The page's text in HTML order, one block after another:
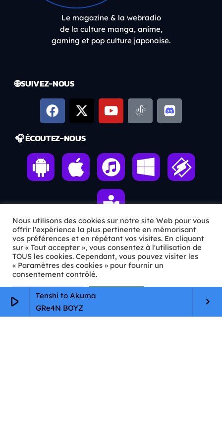
play_arrow
Tenshi to Akuma
GRe4N BOYZ
keyboard_arrow_right
Le magazine & la webradio
de la culture manga, anime,
gaming et pop culture japonaise.
🌐 SUIVEZ-NOUS
🎧 ÉCOUTEZ-NOUS
ℹ️ INFOS PRATIQUES
✉️Contact
🦊Qui sommes-nous ?
📄
Mentions légales
Nous utilisons des cookies sur notre site Web pour vous
offrir l'expérience la plus pertinente en mémorisant
vos préférences et en répétant vos visites. En cliquant
sur « Tout accepter », vous consentez à l'utilisation de
TOUS les cookies. Cependant, vous pouvez visiter les
« Paramètres des cookies » pour fournir un
consentement contrôlé.
Paramètres Cookie Tout accepter